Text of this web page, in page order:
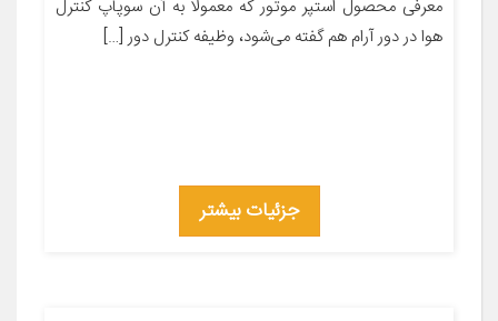
معرفی محصول استپر موتور که معمولا به آن سوپاپ کنترل
هوا در دور آرام هم گفته می‌شود، وظیفه کنترل دور […]
جزئیات بیشتر